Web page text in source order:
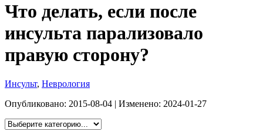
Что делать, если после
инсульта парализовало
правую сторону?
Инсульт, Неврология
Опубликовано: 2015-08-04 | Изменено: 2024-01-27